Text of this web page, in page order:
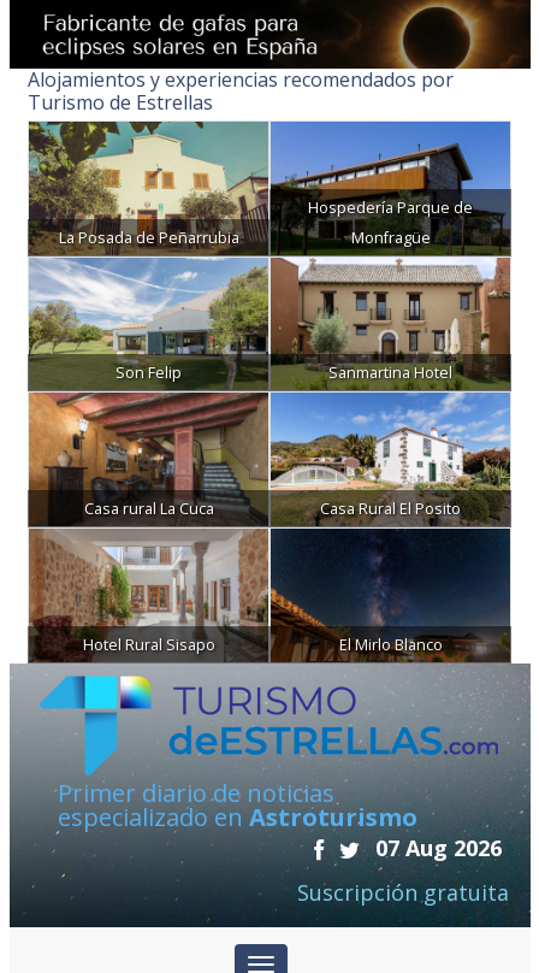
Alojamientos y experiencias recomendados por
Turismo de Estrellas
La Posada de Peñarrubia
Hospedería Parque de
Monfragüe
Son Felip Sanmartina Hotel
Casa rural La Cuca Casa Rural El Posito
Hotel Rural Sisapo El Mirlo Blanco
Primer diario de noticias
especializado en Astroturismo
07 Aug 2026
Suscripción gratuita